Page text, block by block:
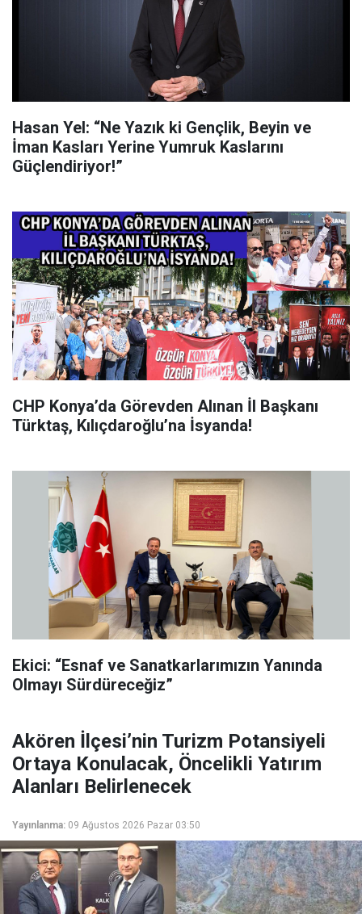
Hasan Yel: “Ne Yazık ki Gençlik, Beyin ve
İman Kasları Yerine Yumruk Kaslarını
Güçlendiriyor!”
CHP Konya’da Görevden Alınan İl Başkanı
Türktaş, Kılıçdaroğlu’na İsyanda!
Ekici: “Esnaf ve Sanatkarlarımızın Yanında
Olmayı Sürdüreceğiz”
Akören İlçesi’nin Turizm Potansiyeli
Ortaya Konulacak, Öncelikli Yatırım
Alanları Belirlenecek
Yayınlanma: 09 Ağustos 2026 Pazar 03:50